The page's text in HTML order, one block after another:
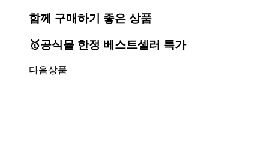
함께 구매하기 좋은 상품
🥇공식몰 한정 베스트셀러 특가
다음상품